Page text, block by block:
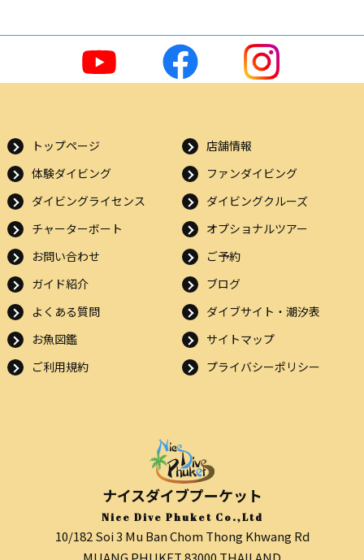
トップページ
店舗情報
体験ダイビング
ファンダイビング
ダイビングライセンス
ダイビングクルーズ
チャーターボート
オプショナルツアー
お問い合わせ
ご予約
ガイド紹介
ブログ
よくある質問
ダイブサイト・潮汐表
お魚図鑑
サイトマップ
ご利用規約
プライバシーポリシー
ナイスダイブプーケット
Nice Dive Phuket Co.,Ltd
10/182 Soi 3 Mu Ban Chom Thong Khwang Rd